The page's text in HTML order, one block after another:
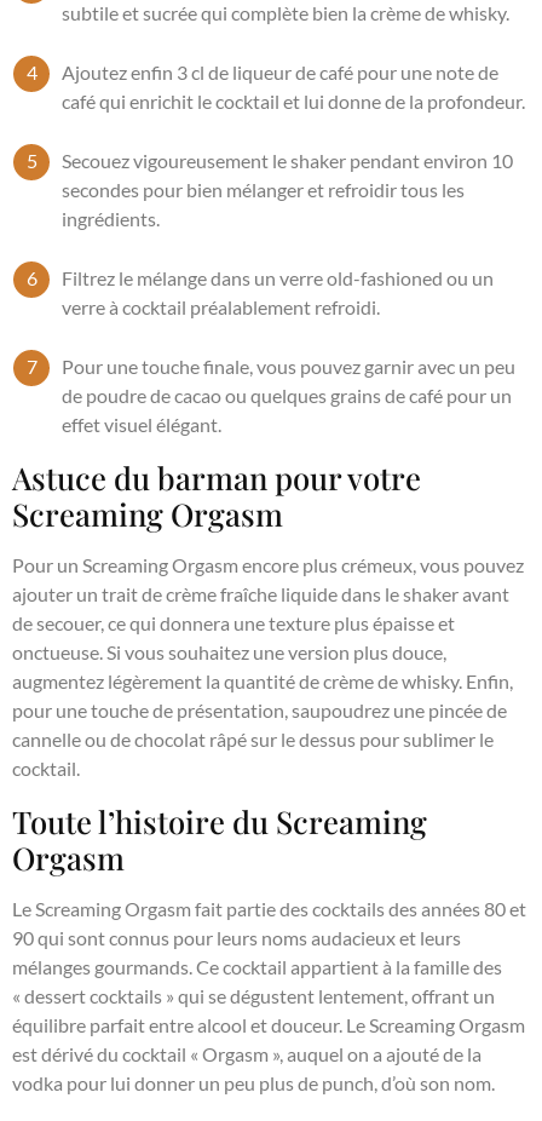
subtile et sucrée qui complète bien la crème de whisky.
Ajoutez enfin 3 cl de liqueur de café pour une note de
café qui enrichit le cocktail et lui donne de la profondeur.
Secouez vigoureusement le shaker pendant environ 10
secondes pour bien mélanger et refroidir tous les
ingrédients.
Filtrez le mélange dans un verre old-fashioned ou un
verre à cocktail préalablement refroidi.
Pour une touche finale, vous pouvez garnir avec un peu
de poudre de cacao ou quelques grains de café pour un
effet visuel élégant.
Astuce du barman pour votre
Screaming Orgasm
Pour un Screaming Orgasm encore plus crémeux, vous pouvez
ajouter un trait de crème fraîche liquide dans le shaker avant
de secouer, ce qui donnera une texture plus épaisse et
onctueuse. Si vous souhaitez une version plus douce,
augmentez légèrement la quantité de crème de whisky. Enfin,
pour une touche de présentation, saupoudrez une pincée de
cannelle ou de chocolat râpé sur le dessus pour sublimer le
cocktail.
Toute l’histoire du Screaming
Orgasm
Le Screaming Orgasm fait partie des cocktails des années 80 et
90 qui sont connus pour leurs noms audacieux et leurs
mélanges gourmands. Ce cocktail appartient à la famille des
« dessert cocktails » qui se dégustent lentement, offrant un
équilibre parfait entre alcool et douceur. Le Screaming Orgasm
est dérivé du cocktail « Orgasm », auquel on a ajouté de la
vodka pour lui donner un peu plus de punch, d’où son nom.